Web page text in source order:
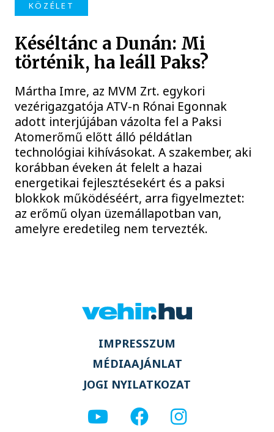
KÖZÉLET
Késéltánc a Dunán: Mi
történik, ha leáll Paks?
Mártha Imre, az MVM Zrt. egykori
vezérigazgatója ATV-n Rónai Egonnak
adott interjújában vázolta fel a Paksi
Atomerőmű előtt álló példátlan
technológiai kihívásokat. A szakember, aki
korábban éveken át felelt a hazai
energetikai fejlesztésekért és a paksi
blokkok működéséért, arra figyelmeztet:
az erőmű olyan üzemállapotban van,
amelyre eredetileg nem tervezték.
IMPRESSZUM
MÉDIAAJÁNLAT
JOGI NYILATKOZAT